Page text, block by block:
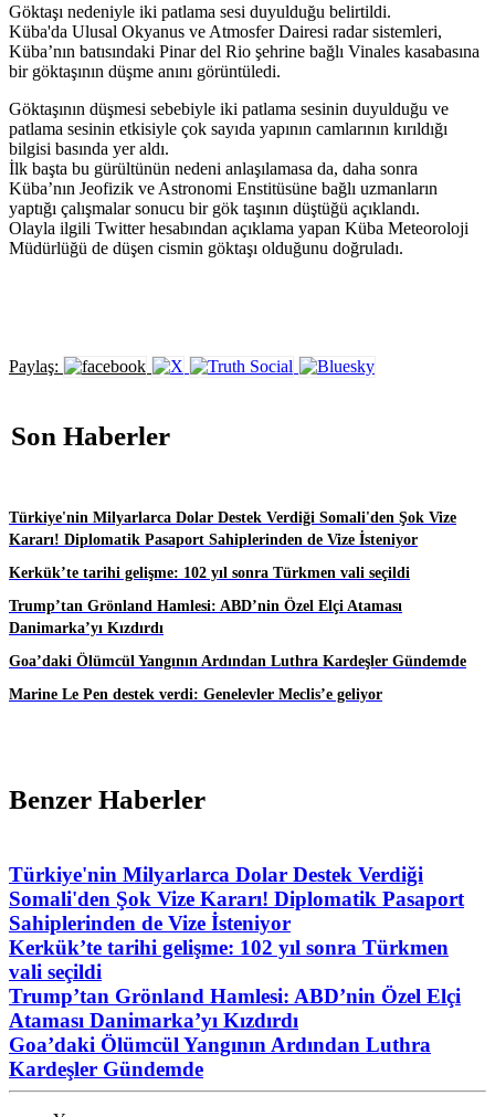
Göktaşı nedeniyle iki patlama sesi duyulduğu belirtildi.
Küba'da Ulusal Okyanus ve Atmosfer Dairesi radar sistemleri,
Küba’nın batısındaki Pinar del Rio şehrine bağlı Vinales kasabasına
bir göktaşının düşme anını görüntüledi.
Göktaşının düşmesi sebebiyle iki patlama sesinin duyulduğu ve
patlama sesinin etkisiyle çok sayıda yapının camlarının kırıldığı
bilgisi basında yer aldı.
İlk başta bu gürültünün nedeni anlaşılamasa da, daha sonra
Küba’nın Jeofizik ve Astronomi Enstitüsüne bağlı uzmanların
yaptığı çalışmalar sonucu bir gök taşının düştüğü açıklandı.
Olayla ilgili Twitter hesabından açıklama yapan Küba Meteoroloji
Müdürlüğü de düşen cismin göktaşı olduğunu doğruladı.
Paylaş:
Son Haberler
Türkiye'nin Milyarlarca Dolar Destek Verdiği Somali'den Şok Vize
Kararı! Diplomatik Pasaport Sahiplerinden de Vize İsteniyor
Kerkük’te tarihi gelişme: 102 yıl sonra Türkmen vali seçildi
Trump’tan Grönland Hamlesi: ABD’nin Özel Elçi Ataması
Danimarka’yı Kızdırdı
Goa’daki Ölümcül Yangının Ardından Luthra Kardeşler Gündemde
Marine Le Pen destek verdi: Genelevler Meclis’e geliyor
Benzer Haberler
Türkiye'nin Milyarlarca Dolar Destek Verdiği
Somali'den Şok Vize Kararı! Diplomatik Pasaport
Sahiplerinden de Vize İsteniyor
Kerkük’te tarihi gelişme: 102 yıl sonra Türkmen
vali seçildi
Trump’tan Grönland Hamlesi: ABD’nin Özel Elçi
Ataması Danimarka’yı Kızdırdı
Goa’daki Ölümcül Yangının Ardından Luthra
Kardeşler Gündemde